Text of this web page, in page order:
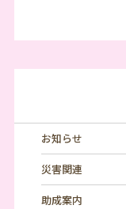
お知らせ
災害関連
助成案内